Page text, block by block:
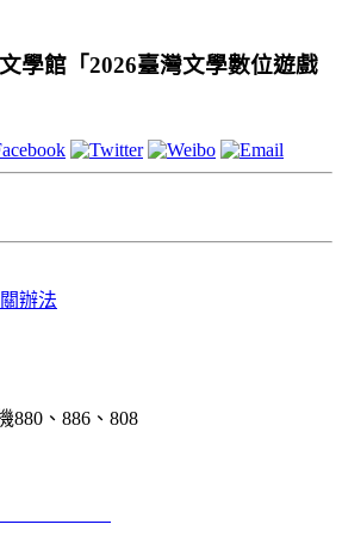
學館「2026臺灣文學數位遊戲
辦法
880、886、808